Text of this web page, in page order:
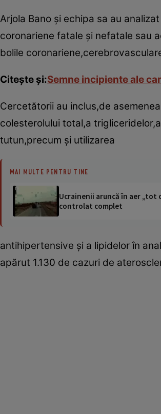
Arjola Bano şi echipa sa au
coronariene fatale şi nefatale sau
bolile
Citeşte şi:Semne incipiente ale
Cercetătorii au inclus,de
colesterolului total,a
tutun,precum şi utilizarea
MAI MULTE PENTRU TINE
Ucrainenii aruncă în aer „tot
controlat complet
antihipertensive şi a lipidelor în
apărut 1.130 de cazuri de